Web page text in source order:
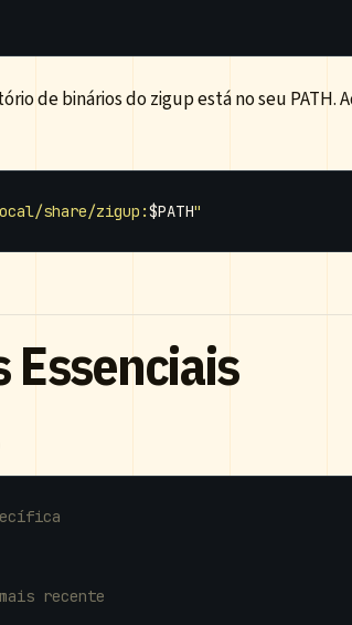
de binários do zigup está no seu PATH.
share/zigup:$PATH"
Essenciais
recente